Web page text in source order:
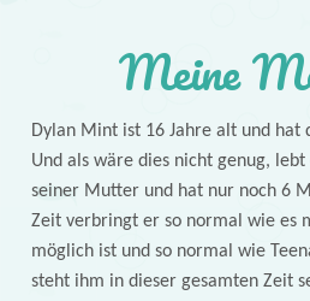
Meine
Dylan Mint ist 16 Jahre alt und hat
Und als wäre dies nicht genug,
seiner Mutter und hat nur noch 6
Zeit verbringt er so normal wie es
möglich ist und so normal wie
steht ihm in dieser gesamten Zeit